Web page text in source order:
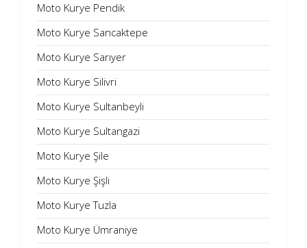
Moto Kurye Pendik
Moto Kurye Sancaktepe
Moto Kurye Sarıyer
Moto Kurye Silivri
Moto Kurye Sultanbeyli
Moto Kurye Sultangazi
Moto Kurye Şile
Moto Kurye Şişli
Moto Kurye Tuzla
Moto Kurye Ümraniye